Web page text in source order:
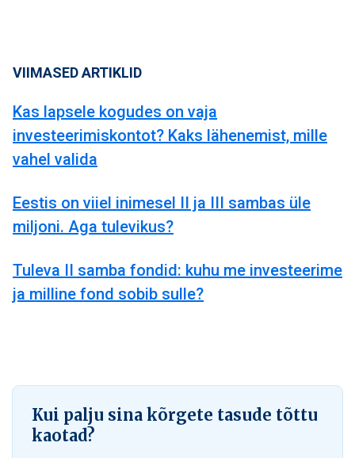
VIIMASED ARTIKLID
Kas lapsele kogudes on vaja
investeerimiskontot? Kaks lähenemist, mille
vahel valida
Eestis on viiel inimesel II ja III sambas üle
miljoni. Aga tulevikus?
Tuleva II samba fondid: kuhu me investeerime
ja milline fond sobib sulle?
Kui palju sina kõrgete tasude tõttu
kaotad?